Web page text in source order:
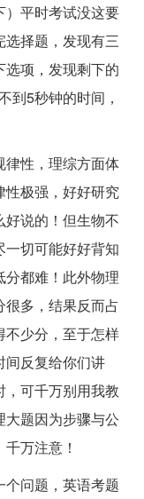
）平时考试没这要
择题，发现有三
项，发现剩下的
到5秒钟的时间，
律性，理综方面体
性极强，好好研究
说的！但生物不
切可能好好背知
都难！此外物理
多，结果反而占
不少分，至于怎样
间反复给你们讲
可千万别用我教
题因为步骤与公
万注意！
问题，英语考题